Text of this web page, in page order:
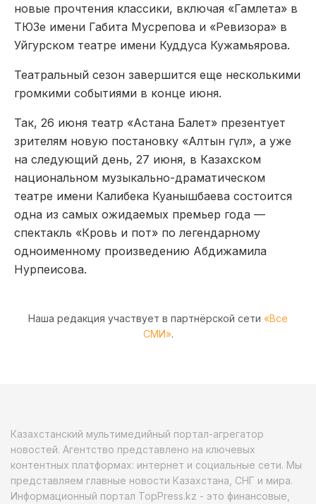
новые прочтения классики, включая «Гамлета» в
ТЮЗе имени Габита Мусрепова и «Ревизора» в
Уйгурском театре имени Куддуса Кужамьярова.
Театральный сезон завершится еще несколькими
громкими событиями в конце июня.
Так, 26 июня театр «Астана Балет» презентует
зрителям новую постановку «Алтын гүл», а уже
на следующий день, 27 июня, в Казахском
национальном музыкально-драматическом
театре имени Калибека Куанышбаева состоится
одна из самых ожидаемых премьер года —
спектакль «Кровь и пот» по легендарному
одноименному произведению Абдижамила
Нурпеисова.
Наша редакция участвует в партнёрской сети «Все
СМИ».
Казахстанский мультимедийный портал-агрегатор
новостей. Агентство представлено на ключевых
контентных платформах: интернет и социальные сети. Мы
представляем главные новости Казахстана, СНГ и мира.
Информационный портал TopPress.kz - это финансовые,